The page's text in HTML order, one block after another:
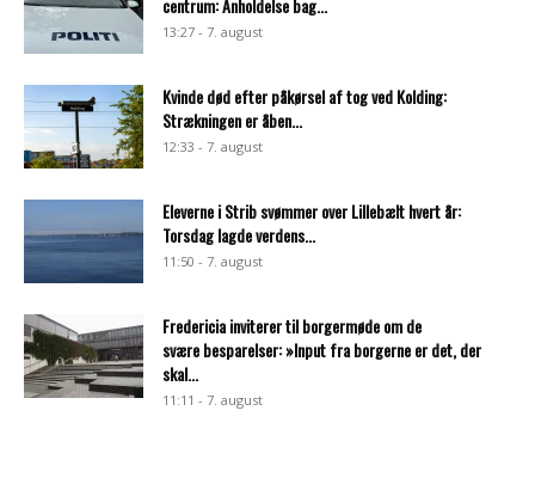
13:27 - 7. august
Kvinde død efter påkørsel af tog ved Kolding:
Strækningen er åben...
12:33 - 7. august
Eleverne i Strib svømmer over Lillebælt hvert år:
Torsdag lagde verdens...
11:50 - 7. august
Fredericia inviterer til borgermøde om de
svære besparelser: »Input fra borgerne er det, der
skal...
11:11 - 7. august